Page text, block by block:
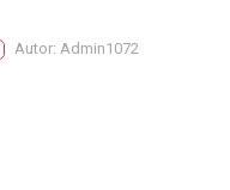
Autor: Admin1072